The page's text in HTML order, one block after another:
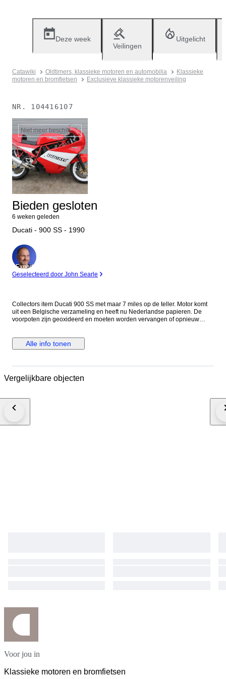
Deze week
Veilingen
Uitgelicht
Catawiki Oldtimers, klassieke motoren en automobilia
Klassieke
motoren en bromfietsen
Exclusieve klassieke motorenveiling
NR. 104416107
Niet meer beschikbaar
Bieden gesloten
6 weken geleden
Ducati - 900 SS - 1990
Expert
Geselecteerd door John Searle
Collectors item Ducati 900 SS met maar 7 miles op de teller. Motor komt
uit een Belgische verzameling en heeft nu Nederlandse papieren. De
voorpoten zijn geoxideerd en moeten worden vervangen of opnieuw
filter te vervangen. Voor de staat zie foto's. Het is mogelijk de motor te
bezichtigen op afspraak in Meerlo, Nederland Als de motor wordt
benzine in verband met eisen van de transporteur.
Alle info tonen
Vergelijkbare objecten
Voor jou in
Klassieke motoren en bromfietsen